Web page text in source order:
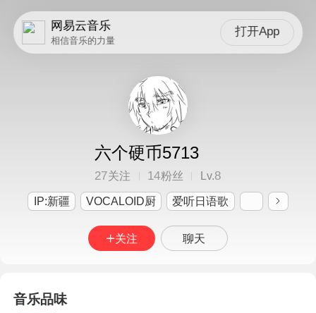
网易云音乐
相信音乐的力量
打开App
六个硬币5713
27关注 14粉丝 Lv.8
IP:新疆 VOCALOID厨 爱听日语歌
关注 聊天
音乐品味